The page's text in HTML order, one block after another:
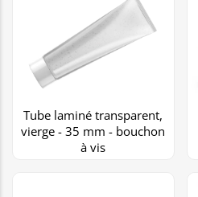
Tube laminé transparent,
vierge - 35 mm - bouchon
à vis